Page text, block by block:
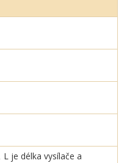
je délka vysílače a